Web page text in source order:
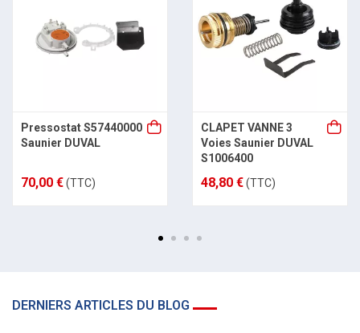
Pressostat S57440000
Saunier DUVAL
70,00 €(TTC)
CLAPET VANNE 3
Voies Saunier DUVAL
S1006400
48,80 €(TTC)
DERNIERS ARTICLES DU BLOG